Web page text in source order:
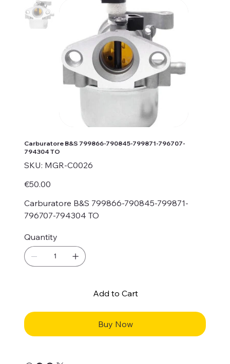
Carburatore B&S 799866-790845-799871-796707-
794304 TO
SKU: SKU
MGR-
MGR-C0026
Price
€50.00
Carburatore B&S 799866-790845-799871-
796707-794304 TO
Quantity
Add to Cart
Buy Now